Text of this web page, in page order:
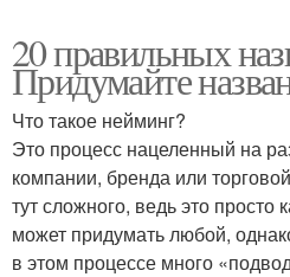
20 правильных
Придумайте
Что такое нейминг?
Это процесс нацеленный на
компании, бренда или
тут сложного, ведь это просто
может придумать любой,
в этом процессе много